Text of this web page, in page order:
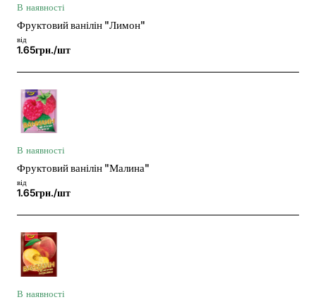
В наявності
Фруктовий ванілін "Лимон"
від
1.65грн./шт
В наявності
Фруктовий ванілін "Малина"
від
1.65грн./шт
В наявності